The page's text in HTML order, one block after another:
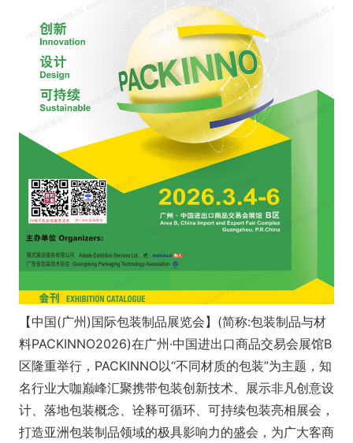
【中国(广州)国际包装制品展览会】(简称:包装制品与材
料PACKINNO2026)在广州·中国进出口商品交易会展馆B
区隆重举行，PACKINNO以“不同材质的包装”为主题，知
名行业大咖巅峰汇聚携带包装创新技术、展示非凡创意设
计、落地包装概念、诠释可循环、可持续包装亮相展会，
打造亚洲包装制品领域的极具影响力的盛会，为广大客商